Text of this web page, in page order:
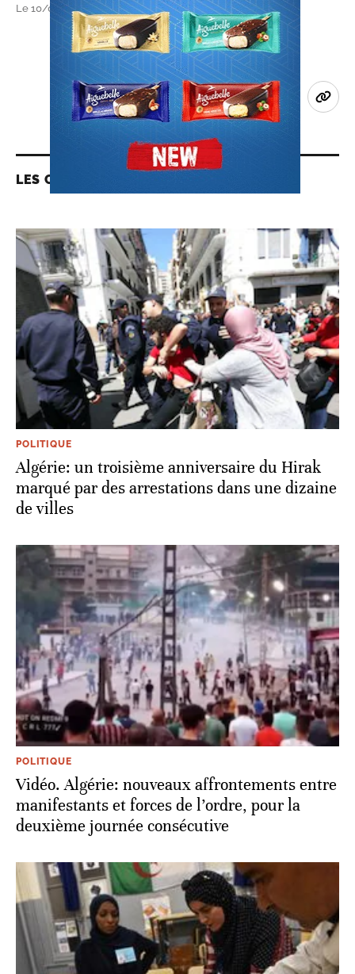
Le 10/06/2021 à 07h58, mis à jour le 10/06/2021 à 08h01
LES CONTENUS LIÉS
POLITIQUE
Algérie: un troisième anniversaire du Hirak
marqué par des arrestations dans une dizaine
de villes
POLITIQUE
Vidéo. Algérie: nouveaux affrontements entre
manifestants et forces de l’ordre, pour la
deuxième journée consécutive